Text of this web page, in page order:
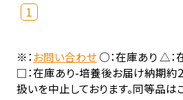
1
※：お問い合わせ○：在庫あり △：
□：在庫あり-培養後お届け納期約
扱いを中止しております。同等品は